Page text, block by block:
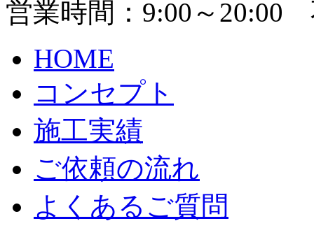
営業時間：9:00～20:00
HOME
コンセプト
施工実績
ご依頼の流れ
よくあるご質問